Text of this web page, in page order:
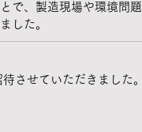
で、製造現場や環境問
した。
させていただきました